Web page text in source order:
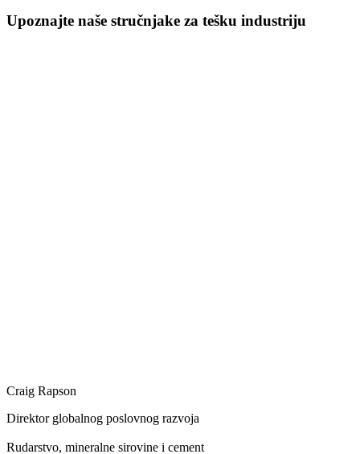
Upoznajte naše stručnjake za tešku industriju
Craig Rapson
Direktor globalnog poslovnog razvoja
Rudarstvo, mineralne sirovine i cement